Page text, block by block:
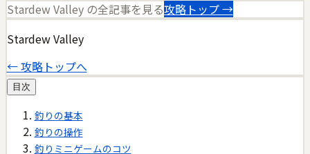
Stardew Valleyの全記事を見る攻略トップ →
Stardew Valley
← 攻略トップへ
目次
釣りの基本
釣りの操作
釣りミニゲームのコツ